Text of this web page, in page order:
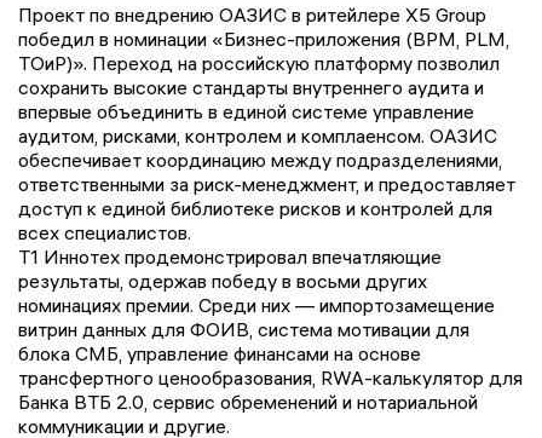
Проект по внедрению ОАЗИС в ритейлере X5 Group
победил в номинации «Бизнес-приложения (BPM, PLM,
TОиР)». Переход на российскую платформу позволил
сохранить высокие стандарты внутреннего аудита и
впервые объединить в единой системе управление
аудитом, рисками, контролем и комплаенсом. ОАЗИС
обеспечивает координацию между подразделениями,
ответственными за риск-менеджмент, и предоставляет
доступ к единой библиотеке рисков и контролей для
всех специалистов.
Т1 Иннотех продемонстрировал впечатляющие
результаты, одержав победу в восьми других
номинациях премии. Среди них — импортозамещение
витрин данных для ФОИВ, система мотивации для
блока СМБ, управление финансами на основе
трансфертного ценообразования, RWA-калькулятор для
Банка ВТБ 2.0, сервис обременений и нотариальной
коммуникации и другие.